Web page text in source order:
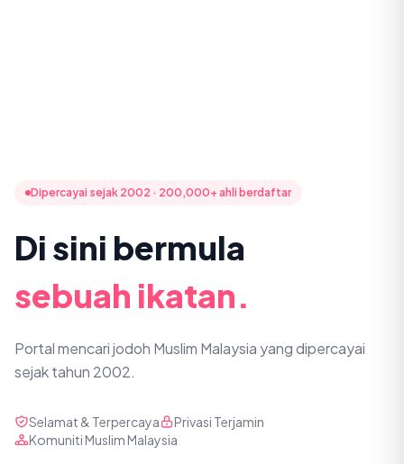
Dipercayai sejak 2002 · 200,000+ ahli berdaftar
Di sini bermula
sebuah ikatan.
Portal mencari jodoh Muslim Malaysia yang dipercayai
sejak tahun 2002.
Selamat & Terpercaya
Privasi Terjamin
Komuniti Muslim Malaysia